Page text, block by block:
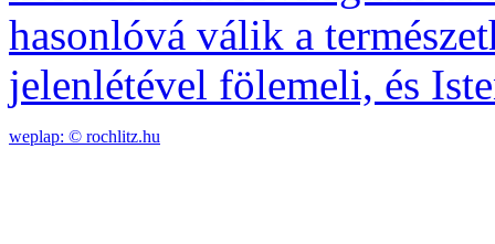
hasonlóvá válik a
jelenlétével fölemeli, és
weplap: © rochlitz.hu